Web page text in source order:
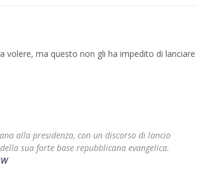
volere, ma questo non gli ha impedito di lanciare
alla presidenza, con un discorso di lancio
sua forte base repubblicana evangelica.